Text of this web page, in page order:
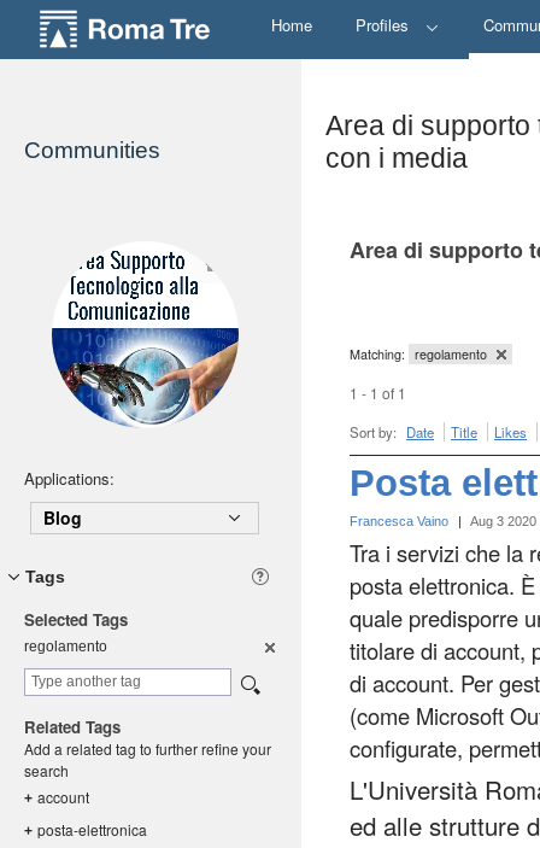
Home Profiles
Communities
Area di
con i media
Applications:
Blog
Tags
Selected Tags
regolamento
Related Tags
Add a related tag to further refine your
search
+ account
+ posta-elettronica
Area di supporto
Matching: regolamento
1 - 1 of 1
Sort by: Date Title Likes
Posta
Francesca Vaino | Aug 3 2020
Tra i servizi che la
posta elettronica.
quale predisporre
titolare di account,
di account. Per
(come Microsoft
configurate,
L'Università
ed alle strutture